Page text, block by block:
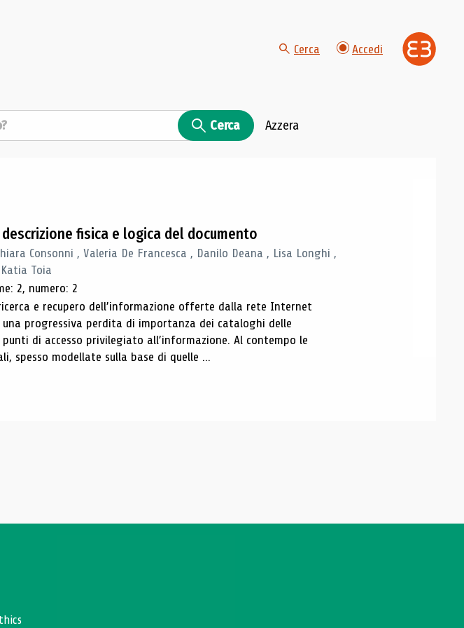
Cerca Accedi
Cerca Azzera
descrizione fisica e logica del documento
Consonni , Valeria De Francesca , Danilo Deana , Lisa Longhi ,
Toia
2, numero: 2
e recupero dell’informazione offerte dalla rete Internet
progressiva perdita di importanza dei cataloghi delle
di accesso privilegiato all’informazione. Al contempo le
spesso modellate sulla base di quelle ...